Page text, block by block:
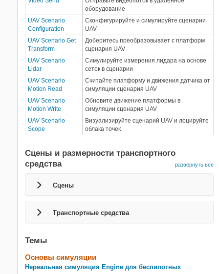
оборудование
UAV Scenario
Configuration
Сконфигурируйте и симулируйте сценарии
UAV
UAV Scenario Get
Transform
Доберитесь преобразовывает с платформ
сценария UAV
UAV Scenario
Lidar
Симулируйте измерения лидара на основе
сеток в сценарии
UAV Scenario
Motion Read
Считайте платформу и движения датчика от
симуляции сценария UAV
UAV Scenario
Motion Write
Обновите движение платформы в
симуляции сценария UAV
UAV Scenario
Scope
Визуализируйте сценарий UAV и лоцируйте
облака точек
Сцены и размерности транспортного
средства
развернуть все
Сцены
Транспортные средства
Темы
Основы симуляции
Нереальная симуляция Engine для беспилотных